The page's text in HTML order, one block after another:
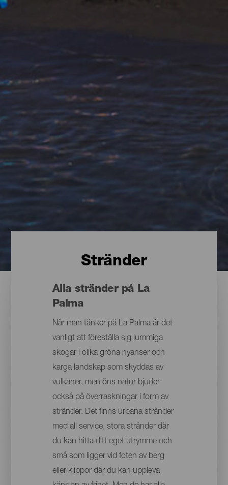
Stränder
Alla stränder på La
Palma
När man tänker på La Palma är det
vanligt att föreställa sig lummiga
skogar i olika gröna nyanser och
karga landskap som skyddas av
vulkaner, men öns natur bjuder
också på överraskningar i form av
stränder. Det finns urbana stränder
med all service, stora stränder där
du kan hitta ditt eget utrymme och
små som ligger vid foten av berg
eller klippor där du kan uppleva